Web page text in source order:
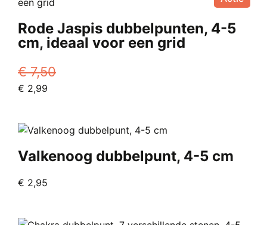
Rode Jaspis dubbelpunten, 4-5
cm, ideaal voor een grid
€7,50
Oorspronkelijke
€ 7,50.
€ 2,99
€ 2,99.
Valkenoog dubbelpunt, 4-5 cm
€ 2,95